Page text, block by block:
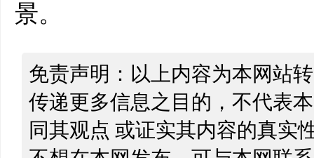
景。
免责声明：以上内容为本网站
传递更多信息之目的，不代表
同其观点 或证实其内容的真实